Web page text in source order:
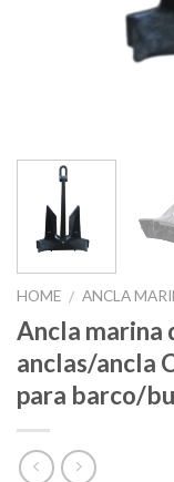
HOME / ANCLA
Ancla marina
anclas/ancla
para barco/